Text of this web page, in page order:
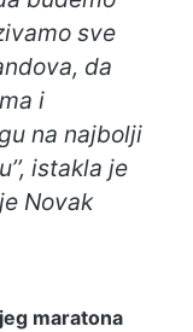
sve
da
i
na najbolji
istakla je
Novak
maratona